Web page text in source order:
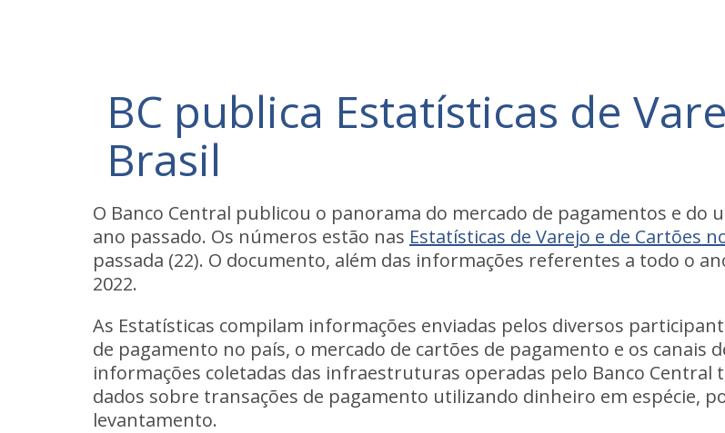
BC publica Estatísticas de
Brasil
O Banco Central publicou o panorama do mercado de pagamentos e do
ano passado. Os números estão nas Estatísticas de Varejo e de Cartões
passada (22). O documento, além das informações referentes a todo o
2022.
As Estatísticas compilam informações enviadas pelos diversos
de pagamento no país, o mercado de cartões de pagamento e os canais
informações coletadas das infraestruturas operadas pelo Banco Central
dados sobre transações de pagamento utilizando dinheiro em espécie,
levantamento.